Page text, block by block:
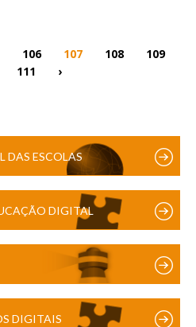
106 107 108
109
111 ›
ESCOLAS
DIGITAL
DIGITAIS